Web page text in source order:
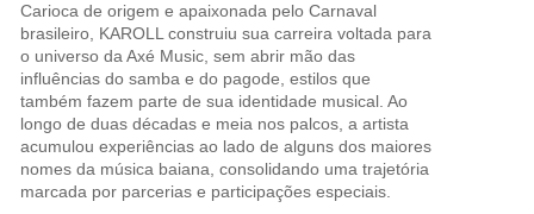
Carioca de origem e apaixonada pelo Carnaval
brasileiro, KAROLL construiu sua carreira voltada para
o universo da Axé Music, sem abrir mão das
influências do samba e do pagode, estilos que
também fazem parte de sua identidade musical. Ao
longo de duas décadas e meia nos palcos, a artista
acumulou experiências ao lado de alguns dos maiores
nomes da música baiana, consolidando uma trajetória
marcada por parcerias e participações especiais.